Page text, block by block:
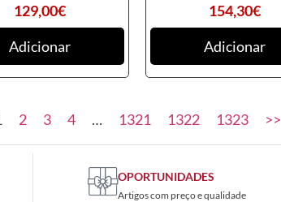
129,00€
Adicionar
154,30€
Adicionar
2 3 4 … 1321 1322 1323 >>
OPORTUNIDADES
Artigos com preço e qualidade